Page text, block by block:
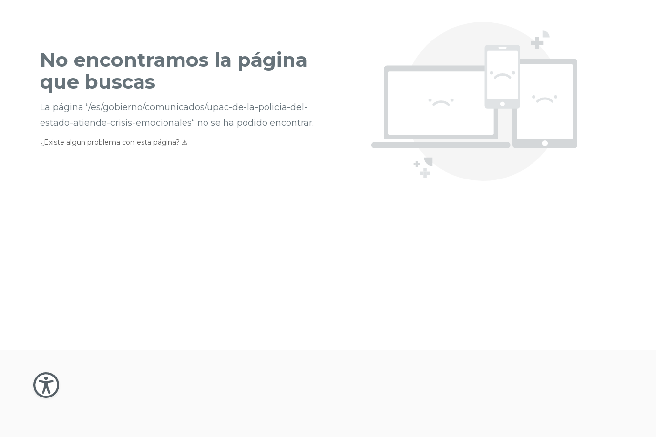
No encontramos la página
que buscas
La página “/es/gobierno/comunicados/upac-de-la-policia-del-
estado-atiende-crisis-emocionales“ no se ha podido encontrar.
¿Existe algun problema con esta página? ⚠︎